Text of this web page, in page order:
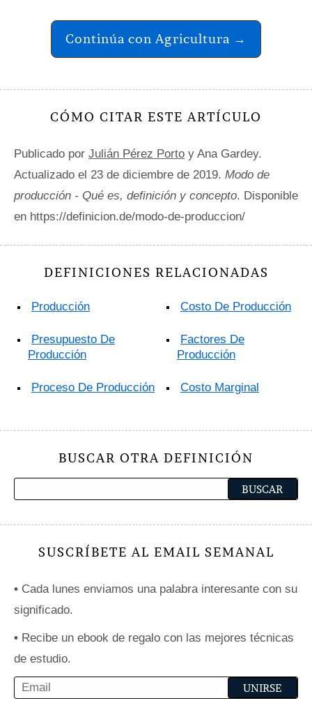
Continúa con Agricultura →
CÓMO CITAR ESTE ARTÍCULO
Publicado por Julián Pérez Porto y Ana Gardey.
Actualizado el 23 de diciembre de 2019. Modo de
producción - Qué es, definición y concepto. Disponible
en https://definicion.de/modo-de-produccion/
DEFINICIONES RELACIONADAS
Producción
Presupuesto De
Producción
Proceso De Producción
Costo De Producción
Factores De
Producción
Costo Marginal
BUSCAR OTRA DEFINICIÓN
SUSCRÍBETE AL EMAIL SEMANAL
• Cada lunes enviamos una palabra interesante con su
significado.
• Recibe un ebook de regalo con las mejores técnicas
de estudio.